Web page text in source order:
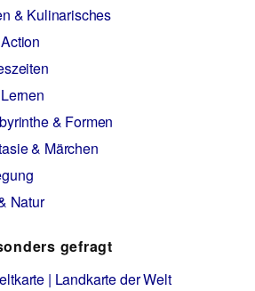
& Kulinarisches
& Formen
& Märchen
Natur
gefragt
| Landkarte der Welt